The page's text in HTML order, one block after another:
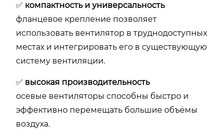
✅ компактность и универсальность
фланцевое крепление позволяет
использовать вентилятор в труднодоступных
местах и интегрировать его в существующую
систему вентиляции.
✅ высокая производительность
осевые вентиляторы способны быстро и
эффективно перемещать большие объёмы
воздуха.